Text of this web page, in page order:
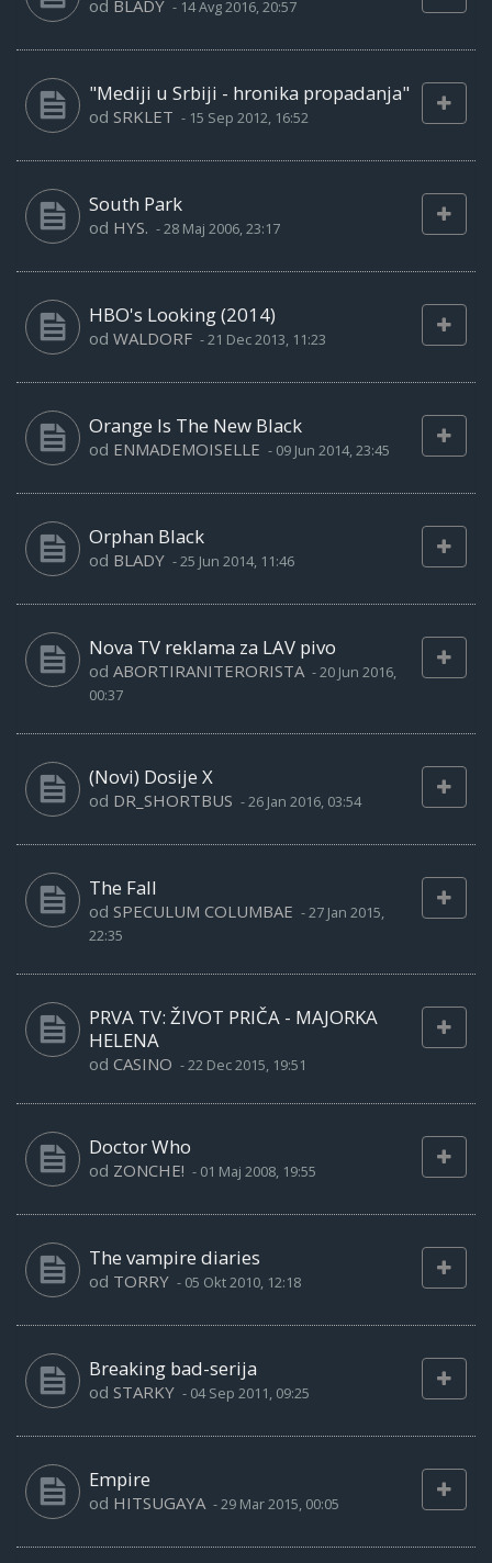
od BLADY - 14 Avg 2016, 20:57
"Mediji u Srbiji - hronika propadanja"
od SRKLET - 15 Sep 2012, 16:52
South Park
od HYS. -28 Maj 2006, 23:17
HBO's Looking (2014)
od WALDORF -21 Dec 2013, 11:23
Orange Is The New Black
od ENMADEMOISELLE - 09 Jun 2014, 23:45
Orphan Black
od BLADY -25 Jun 2014, 11:46
Nova TV reklama za LAV pivo
od ABORTIRANITERORISTA -20 Jun 2016,
00:37
(Novi) Dosije X
od DR_SHORTBUS -26 Jan 2016, 03:54
The Fall
od SPECULUM COLUMBAE -27 Jan 2015,
22:35
PRVA TV: ŽIVOT PRIČA - MAJORKA
HELENA
od CASINO -22 Dec 2015, 19:51
Doctor Who
od ZONCHE! - 01 Maj 2008, 19:55
The vampire diaries
od TORRY - 05 Okt 2010, 12:18
Breaking bad-serija
od STARKY - 04 Sep 2011, 09:25
Empire
od HITSUGAYA -29 Mar 2015, 00:05